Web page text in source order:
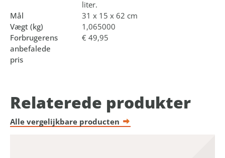
liter.
Mål
31 x 15 x 62 cm
Vægt (kg)
1,065000
Forbrugerens
anbefalede
pris
€ 49,95
Relaterede produkter
Alle vergelijkbare producten